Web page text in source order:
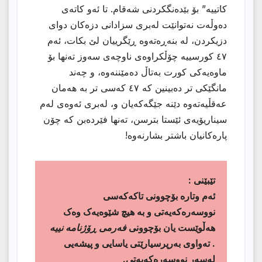
کاتییە” بۆ بێدەنگکردنی شەقام. تا ئەو کاتەی
دەوڵەت نەتوانێت لەبری سزادانی دزەکان دوای
دزیکردن، لە بنەڕەتەوە ڕێگرییان لێ بکات، ئەم
٤٧ کورسییە چۆڵکراوەی ناوچەی سەوز تەنها بۆ
ماوەیەکی کورت بەتاڵ دەمێننەوە، و چەند
مانگێکی تر دەبینین کە ٤٧ کەسی تر بە هەمان
عەقڵیەتەوە دێنە جێگەکەیان و، لەبری ئەوەی لەم
سیناریۆیەی ئێستا بترسن، تەنها فێردەبن کە چۆن
پارەکانیان باشتر بشارنەوە!
تێبێنى :
ئەم وتارە بۆچوونی تاکەکەسی
نووسەرەکەیەتی و بە هیچ شێوەیەک وەک
هەڵوێست یان بۆچوونیفەرمی ڕۆژنامە نییە
. تەواوی بەرپرسیارێتی یاسایی و پیشەیی
لەسەر نووسەرەکەیەتی.